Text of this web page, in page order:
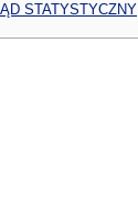
STATYSTYCZNY